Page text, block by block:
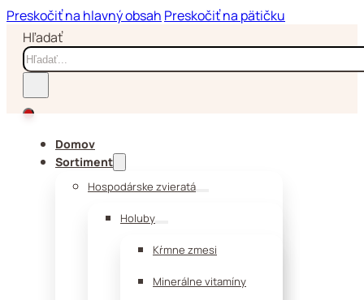
Preskočiť na hlavný obsah Preskočiť na pätičku
Hľadať
Domov
Sortiment
Hospodárske zvieratá
Holuby
Kŕmne zmesi
Minerálne vitamíny